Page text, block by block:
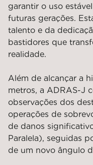
garantir o uso
futuras gerações.
talento e da
bastidores que
realidade.
Além de alcançar a
metros, a ADRAS-J
observações dos
operações de
de danos
Paralela), seguidas
de um novo ângulo